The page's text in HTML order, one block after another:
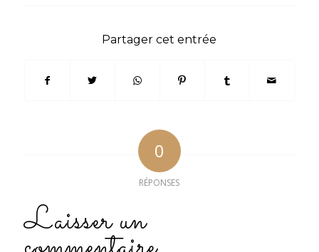
Partager cet entrée
0
RÉPONSES
Laisser un